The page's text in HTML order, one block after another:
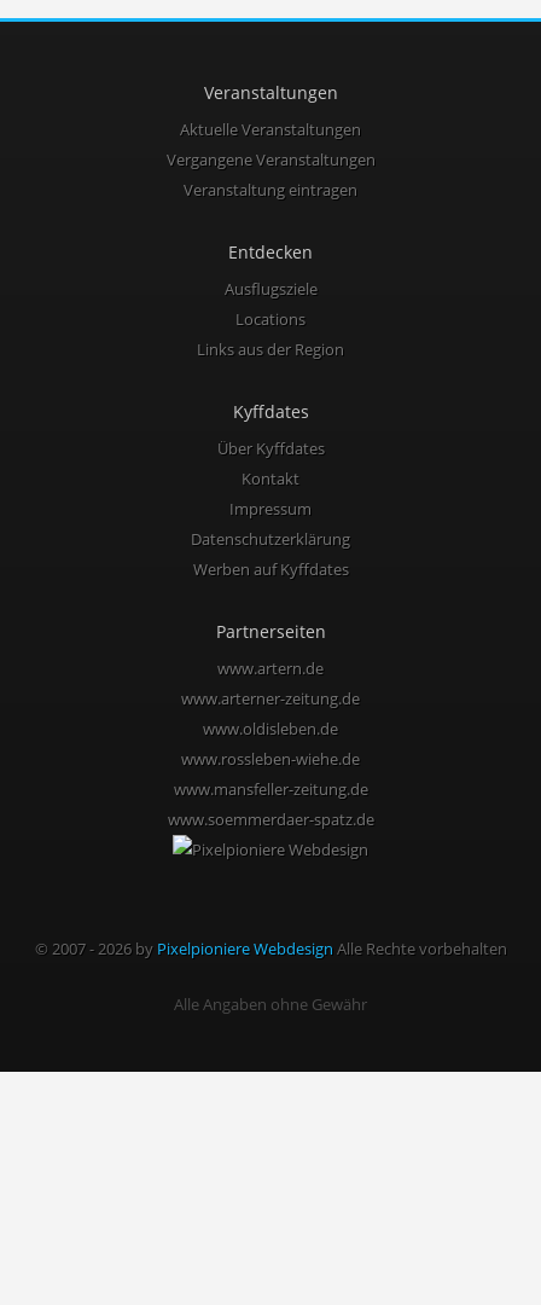
Veranstaltungen
Aktuelle Veranstaltungen
Vergangene Veranstaltungen
Veranstaltung eintragen
Entdecken
Ausflugsziele
Locations
Links aus der Region
Kyffdates
Über Kyffdates
Kontakt
Impressum
Datenschutzerklärung
Werben auf Kyffdates
Partnerseiten
www.artern.de
www.arterner-zeitung.de
www.oldisleben.de
www.rossleben-wiehe.de
www.mansfeller-zeitung.de
www.soemmerdaer-spatz.de
© 2007 - 2026 by Pixelpioniere Webdesign Alle Rechte vorbehalten
Alle Angaben ohne Gewähr